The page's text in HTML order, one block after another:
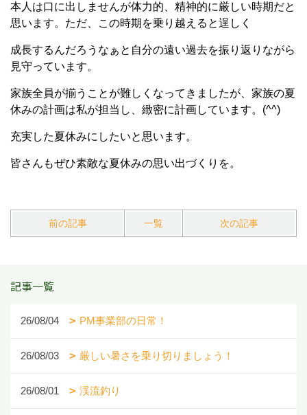
本人は口に出しませんが体力的、精神的に厳しい時期だと
思います。ただ、この時期を乗り越えると逞しく
成長するんだろうなぁと自分の遠い過去を振り返りながら
見守っています。
家族全員が揃うことが難しくなってきましたが、家族の夏
休みの計画は私が担当し、緻密に計画しています。(^^)
充実した夏休みにしたいと思います。
皆さんもぜひ素敵な夏休みの思い出づくりを。
前の記事 一覧 次の記事
記事一覧
26/08/04 PM事業部の日常！
26/08/03 厳しい暑さを乗り切りましょう！
26/08/01 渓流釣り